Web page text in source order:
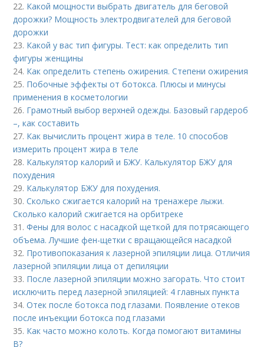
22. Какой мощности выбрать двигатель для беговой
дорожки? Мощность электродвигателей для беговой
дорожки
23. Какой у вас тип фигуры. Тест: как определить тип
фигуры женщины
24. Как определить степень ожирения. Степени ожирения
25. Побочные эффекты от ботокса. Плюсы и минусы
применения в косметологии
26. Грамотный выбор верхней одежды. Базовый гардероб
–, как составить
27. Как вычислить процент жира в теле. 10 способов
измерить процент жира в теле
28. Калькулятор калорий и БЖУ. Калькулятор БЖУ для
похудения
29. Калькулятор БЖУ для похудения.
30.Сколько сжигается калорий на тренажере лыжи.
Сколько калорий сжигается на орбитреке
31.Фены для волос с насадкой щеткой для потрясающего
объема. Лучшие фен-щетки с вращающейся насадкой
32. Противопоказания к лазерной эпиляции лица. Отличия
лазерной эпиляции лица от депиляции
33. После лазерной эпиляции можно загорать. Что стоит
исключить перед лазерной эпиляцией: 4 главных пункта
34.Отек после ботокса под глазами. Появление отеков
после инъекции ботокса под глазами
35. Как часто можно колоть. Когда помогают витамины
B?